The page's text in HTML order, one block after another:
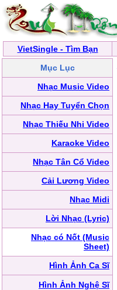
VietSingle - Tìm Bạn
Mục Lục
Nhạc Music Video
Nhạc Hay Tuyển Chọn
Nhạc Thiếu Nhi Video
Karaoke Video
Nhạc Tân Cổ Video
Cải Lương Video
Nhạc Midi
Lời Nhạc (Lyric)
Nhạc có Nốt (Music
Sheet)
Hình Ảnh Ca Sĩ
Hình Ảnh Nghệ Sĩ